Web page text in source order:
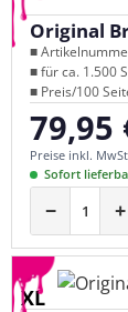
Original
■
■ für ca. 1.500
■ Preis/100
Regulärer
79,95
Preise inkl.
Sofort
− +
XL